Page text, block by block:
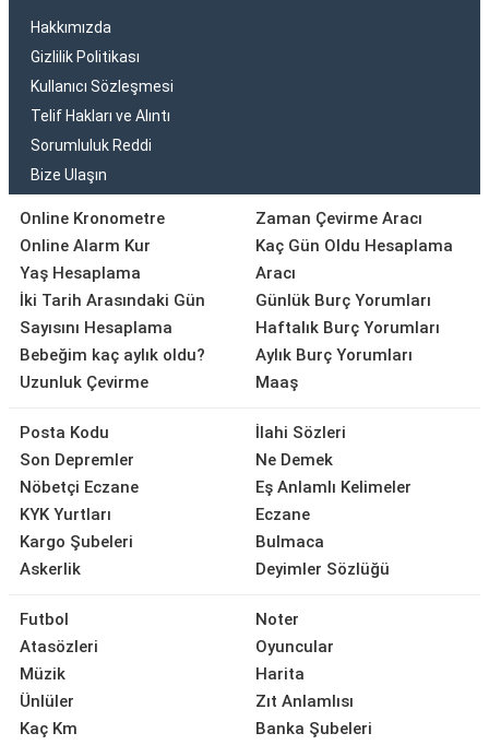
Hakkımızda
Gizlilik Politikası
Kullanıcı Sözleşmesi
Telif Hakları ve Alıntı
Sorumluluk Reddi
Bize Ulaşın
Online Kronometre
Online Alarm Kur
Yaş Hesaplama
İki Tarih Arasındaki Gün
Sayısını Hesaplama
Bebeğim kaç aylık oldu?
Uzunluk Çevirme
Zaman Çevirme Aracı
Kaç Gün Oldu Hesaplama
Aracı
Günlük Burç Yorumları
Haftalık Burç Yorumları
Aylık Burç Yorumları
Maaş
Posta Kodu
Son Depremler
Nöbetçi Eczane
KYK Yurtları
Kargo Şubeleri
Askerlik
İlahi Sözleri
Ne Demek
Eş Anlamlı Kelimeler
Eczane
Bulmaca
Deyimler Sözlüğü
Futbol
Atasözleri
Müzik
Ünlüler
Kaç Km
Noter
Oyuncular
Harita
Zıt Anlamlısı
Banka Şubeleri